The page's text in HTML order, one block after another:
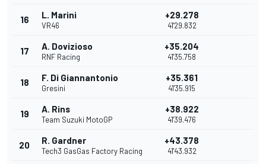
16 L. Marini
VR46
+29.278
41'29.832
17 A. Dovizioso
RNF Racing
+35.204
41'35.758
18 F. Di Giannantonio
Gresini
+35.361
41'35.915
19 A. Rins
Team Suzuki MotoGP
+38.922
41'39.476
20 R. Gardner
Tech3 GasGas Factory Racing
+43.378
41'43.932